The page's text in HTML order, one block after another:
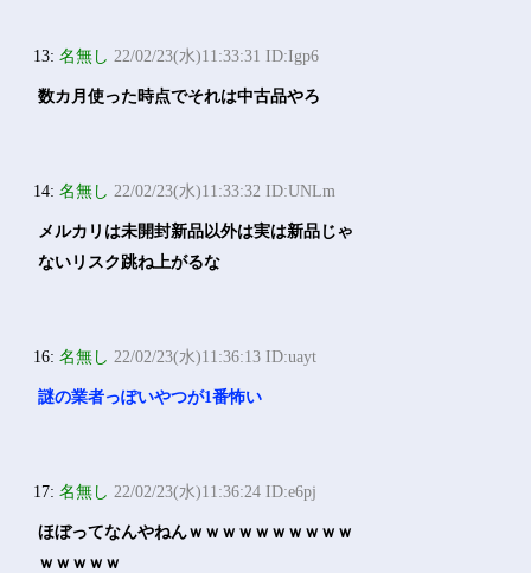
13:名無し 22/02/23(水)11:33:31 ID:Igp6
数カ月使った時点でそれは中古品やろ
14:名無し 22/02/23(水)11:33:32 ID:UNLm
メルカリは未開封新品以外は実は新品じゃ
ないリスク跳ね上がるな
16:名無し 22/02/23(水)11:36:13 ID:uayt
謎の業者っぽいやつが1番怖い
17:名無し 22/02/23(水)11:36:24 ID:e6pj
ほぼってなんやねんｗｗｗｗｗｗｗｗｗｗ
ｗｗｗｗｗ